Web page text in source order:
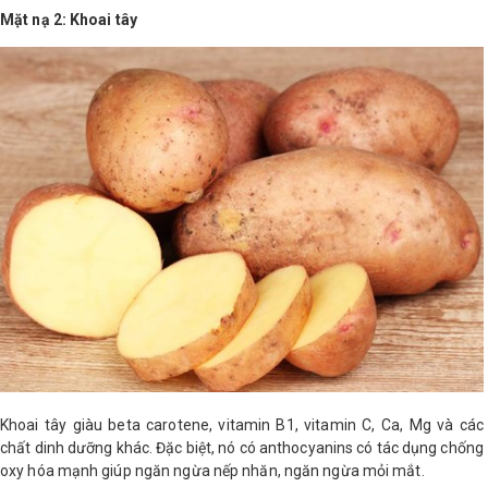
Mặt nạ 2: Khoai tây
Khoai tây giàu beta carotene, vitamin B1, vitamin C, Ca, Mg và các
chất dinh dưỡng khác. Đặc biệt, nó có anthocyanins có tác dụng chống
oxy hóa mạnh giúp ngăn ngừa nếp nhăn, ngăn ngừa mỏi mắt.